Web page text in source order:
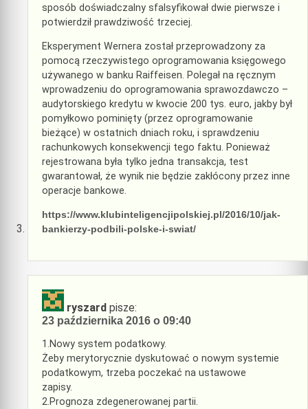
sposób doświadczalny sfalsyfikował dwie pierwsze i
potwierdził prawdziwość trzeciej.
Eksperyment Wernera został przeprowadzony za
pomocą rzeczywistego oprogramowania księgowego
używanego w banku Raiffeisen. Polegał na ręcznym
wprowadzeniu do oprogramowania sprawozdawczo –
audytorskiego kredytu w kwocie 200 tys. euro, jakby był
pomyłkowo pominięty (przez oprogramowanie
bieżące) w ostatnich dniach roku, i sprawdzeniu
rachunkowych konsekwencji tego faktu. Ponieważ
rejestrowana była tylko jedna transakcja, test
gwarantował, że wynik nie będzie zakłócony przez inne
operacje bankowe.
https://www.klubinteligencjipolskiej.pl/2016/10/jak-
bankierzy-podbili-polske-i-swiat/
ryszard pisze:
23 października 2016 o 09:40
1.Nowy system podatkowy.
Żeby merytorycznie dyskutować o nowym systemie
podatkowym, trzeba poczekać na ustawowe
zapisy.
2.Prognoza zdegenerowanej partii.